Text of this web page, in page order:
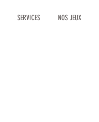
SERVICES NOS JEUX